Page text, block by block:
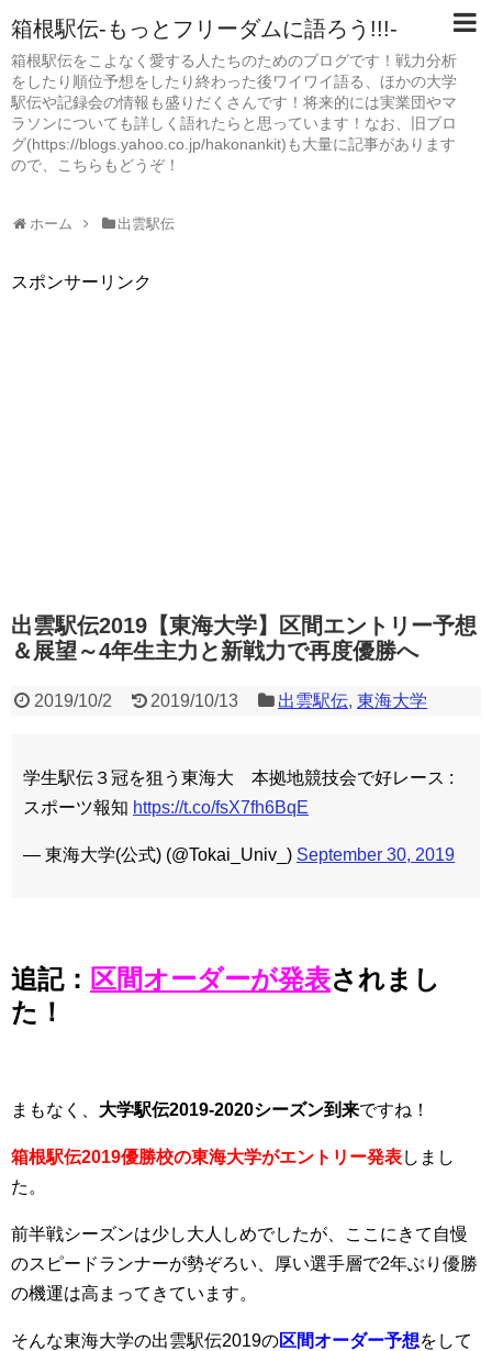
箱根駅伝-もっとフリーダムに語ろう!!!-
箱根駅伝をこよなく愛する人たちのためのブログです！戦力分析
をしたり順位予想をしたり終わった後ワイワイ語る、ほかの大学
駅伝や記録会の情報も盛りだくさんです！将来的には実業団やマ
ラソンについても詳しく語れたらと思っています！なお、旧ブロ
グ(https://blogs.yahoo.co.jp/hakonankit)も大量に記事があります
ので、こちらもどうぞ！
ホーム 出雲駅伝
スポンサーリンク
出雲駅伝2019【東海大学】区間エントリー予想
＆展望～4年生主力と新戦力で再度優勝へ
2019/10/2 2019/10/13 出雲駅伝,東海大学
学生駅伝３冠を狙う東海大 本拠地競技会で好レース :
スポーツ報知 https://t.co/fsX7fh6BqE
— 東海大学(公式) (@Tokai_Univ_) September 30, 2019
追記： 区間オーダーが発表されまし
た！
まもなく、 大学駅伝2019-2020シーズン到来ですね！
箱根駅伝2019優勝校の東海大学がエントリー発表しまし
た。
前半戦シーズンは少し大人しめでしたが、ここにきて自慢
のスピードランナーが勢ぞろい、厚い選手層で2年ぶり優勝
の機運は高まってきています。
そんな東海大学の出雲駅伝2019の区間オーダー予想をして